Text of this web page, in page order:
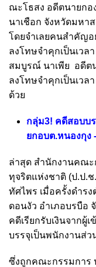
ณะโธสง อดีตนายกอ
นาเชือก จังหวัดมหา
โดยจำเลยคนสำคัญ
ลงโทษจำคุกเป็นเวล
สมบูรณ์ นาเพีย อดีต
ลงโทษจำคุกเป็นเวล
ด้วย
กลุ่ม3! คดีสอบบ
ยกอบต.หนองกุง
ล่าสุด สำนักงานคณะ
ทุจริตแห่งชาติ (ป.ป.ช
ทัศไพร เมื่อครั้งดำร
ดอนงัว อำเภอบรบือ
คดีเรียกรับเงินจากผู้
บรรจุเป็นพนักงานส่
ซึ่งถูกคณะกรรมการ